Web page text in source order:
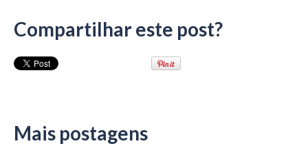
Compartilhar este post?
Mais postagens